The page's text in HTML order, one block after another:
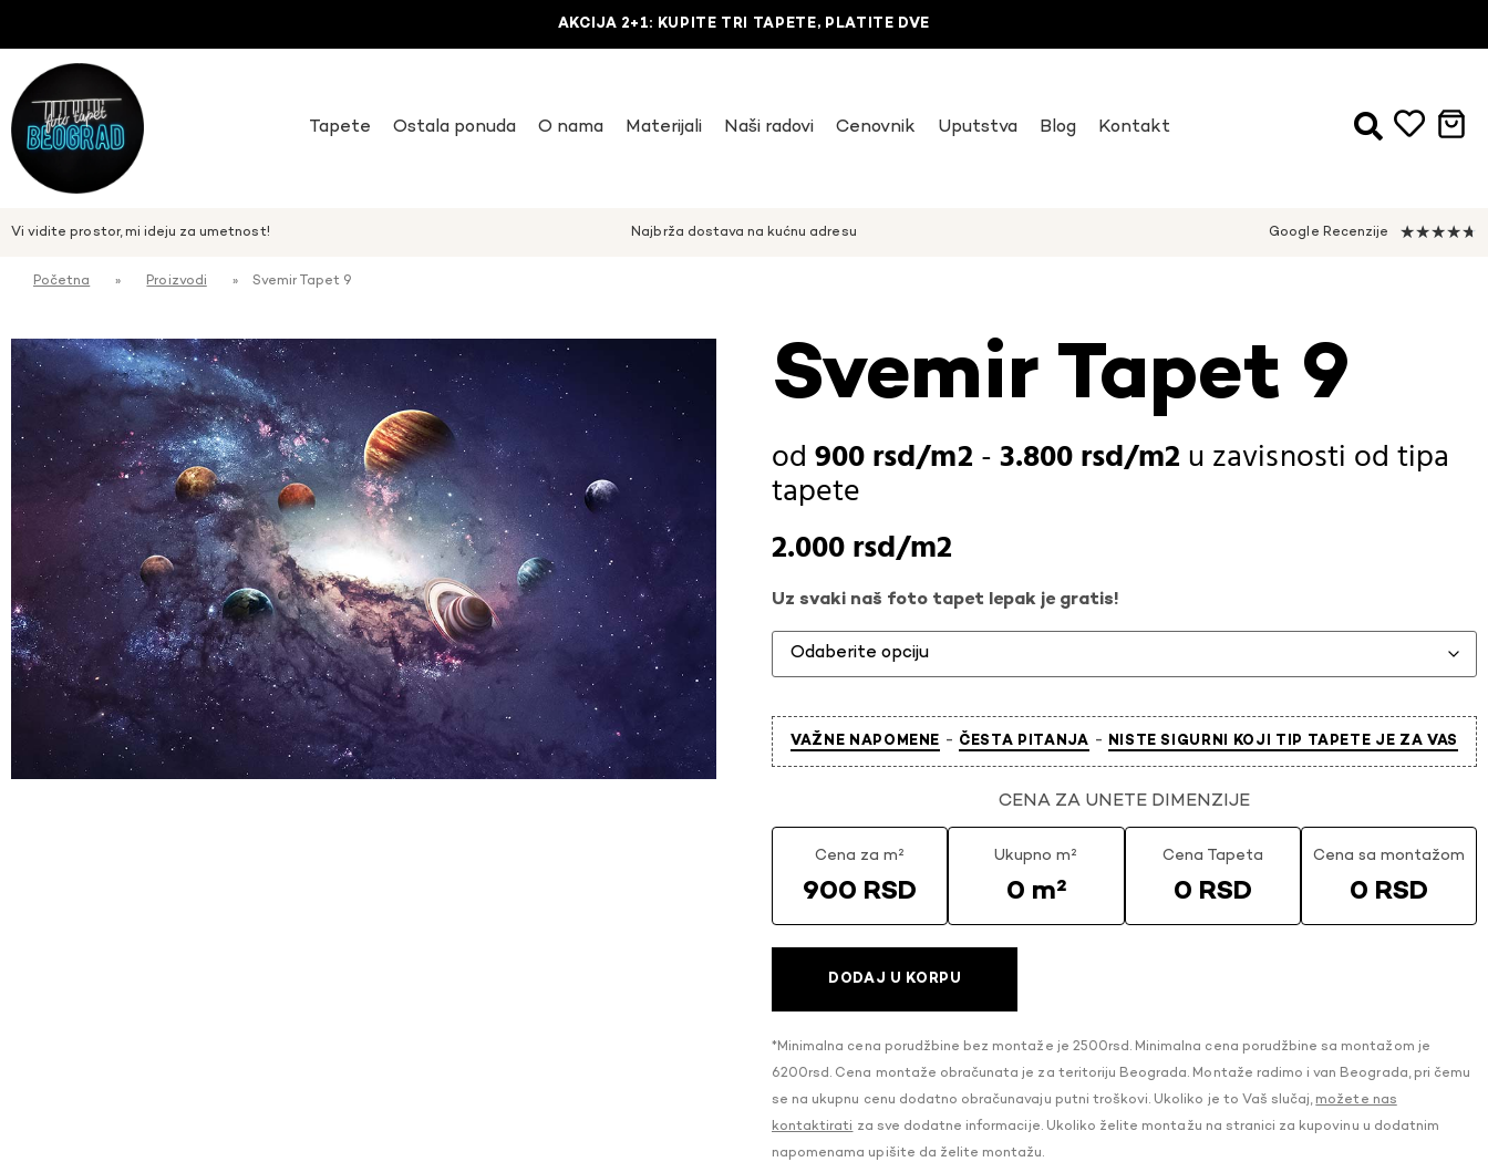
AKCIJA 2+1: KUPITE TRI TAPETE, PLATITE DVE
Tapete Ostala ponuda O nama Materijali Naši radovi Cenovnik Uputstva Blog Kontakt
Vi vidite prostor, mi ideju za umetnost! Najbrža dostava na kućnu adresu Google Recenzije ★★★★★
Početna » Proizvodi » Svemir Tapet 9
Svemir Tapet 9
900rsd -3.800rsd u zavisnosti od tipa
tapete
2.000rsd
Uz svaki naš foto tapet lepak je gratis!
VAŽNE NAPOMENE - ČESTA PITANJA - NISTE SIGURNI KOJI TIP TAPETE JE ZA VAS
CENA ZA UNETE DIMENZIJE
Cena za m²
900 RSD
Ukupno m²
0 m²
Cena Tapeta
0 RSD
Cena sa montažom
0 RSD
DODAJ U KORPU
*Minimalna cena porudžbine bez montaže je 2500rsd. Minimalna cena porudžbine sa montažom je
6200rsd. Cena montaže obračunata je za teritoriju Beograda. Montaže radimo i van Beograda, pri čemu
se na ukupnu cenu dodatno obračunavaju putni troškovi. Ukoliko je to Vaš slučaj, možete nas
kontaktirati za sve dodatne informacije. Ukoliko želite montažu na stranici za kupovinu u dodatnim
napomenama upišite da želite montažu.